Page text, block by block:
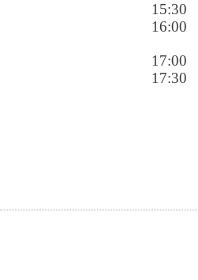
15:30
16:00
17:00
17:30